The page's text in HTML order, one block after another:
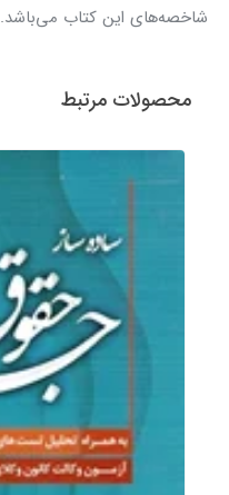
شاخصه‌های این کتاب می‌باشد.
محصولات مرتبط